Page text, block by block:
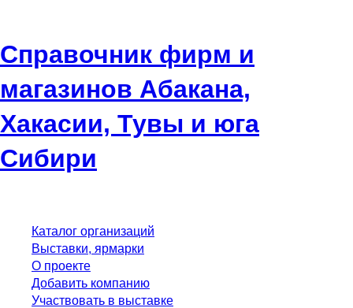
Справочник фирм и
магазинов Абакана,
Хакасии, Тувы и юга
Сибири
Каталог организаций
Выставки, ярмарки
О проекте
Добавить компанию
Участвовать в выставке